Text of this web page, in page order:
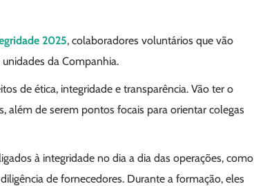
2025, colaboradores voluntários que vão
da Companhia.
de ética, integridade e transparência. Vão ter o
além de serem pontos focais para orientar colegas
à integridade no dia a dia das operações, como
de fornecedores. Durante a formação, eles